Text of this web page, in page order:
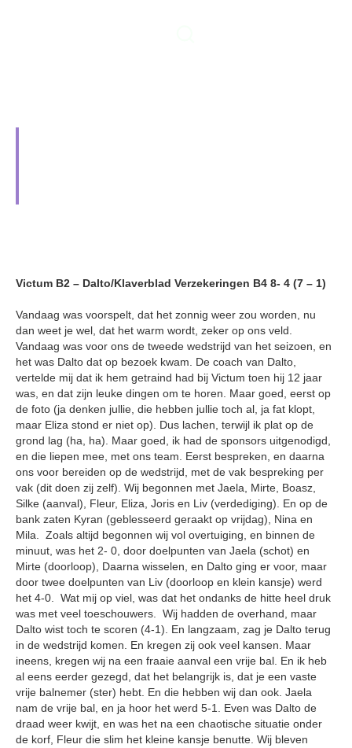
Victum B2 – Dalto/Klaverblad Verzekeringen B4 8- 4 (7 – 1)
Vandaag was voorspelt, dat het zonnig weer zou worden, nu
dan weet je wel, dat het warm wordt, zeker op ons veld.
Vandaag was voor ons de tweede wedstrijd van het seizoen, en
het was Dalto dat op bezoek kwam. De coach van Dalto,
vertelde mij dat ik hem getraind had bij Victum toen hij 12 jaar
was, en dat zijn leuke dingen om te horen. Maar goed, eerst op
de foto (ja denken jullie, die hebben jullie toch al, ja fat klopt,
maar Eliza stond er niet op). Dus lachen, terwijl ik plat op de
grond lag (ha, ha). Maar goed, ik had de sponsors uitgenodigd,
en die liepen mee, met ons team. Eerst bespreken, en daarna
ons voor bereiden op de wedstrijd, met de vak bespreking per
vak (dit doen zij zelf). Wij begonnen met Jaela, Mirte, Boasz,
Silke (aanval), Fleur, Eliza, Joris en Liv (verdediging). En op de
bank zaten Kyran (geblesseerd geraakt op vrijdag), Nina en
Mila. Zoals altijd begonnen wij vol overtuiging, en binnen de
minuut, was het 2- 0, door doelpunten van Jaela (schot) en
Mirte (doorloop), Daarna wisselen, en Dalto ging er voor, maar
door twee doelpunten van Liv (doorloop en klein kansje) werd
het 4-0. Wat mij op viel, was dat het ondanks de hitte heel druk
was met veel toeschouwers. Wij hadden de overhand, maar
Dalto wist toch te scoren (4-1). En langzaam, zag je Dalto terug
in de wedstrijd komen. En kregen zij ook veel kansen. Maar
ineens, kregen wij na een fraaie aanval een vrije bal. En ik heb
al eens eerder gezegd, dat het belangrijk is, dat je een vaste
vrije balnemer (ster) hebt. En die hebben wij dan ook. Jaela
nam de vrije bal, en ja hoor het werd 5-1. Even was Dalto de
draad weer kwijt, en was het na een chaotische situatie onder
de korf, Fleur die slim het kleine kansje benutte. Wij bleven